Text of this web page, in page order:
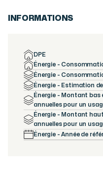
INFORMATIONS
DPE
Énergie -
Énergie -
Énergie - Estimation
Énergie - Montant bas
annuelles pour un
Énergie - Montant
annuelles pour un
Énergie - Année de